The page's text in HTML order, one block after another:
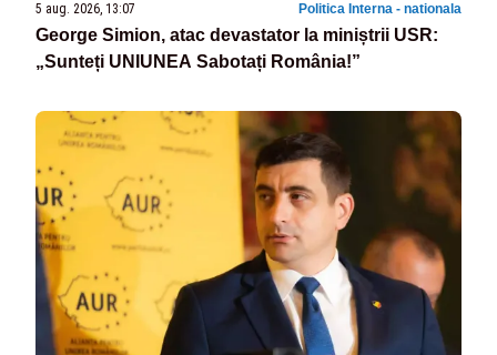
5 aug. 2026, 13:07 Politica Interna - nationala
George Simion, atac devastator la miniștrii USR:
„Sunteți UNIUNEA Sabotați România!”